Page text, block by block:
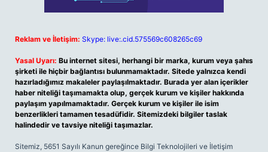
Reklam ve İletişim: Skype: live:.cid.575569c608265c69
Yasal Uyarı: Bu internet sitesi, herhangi bir marka, kurum veya şahıs
şirketi ile hiçbir bağlantısı bulunmamaktadır. Sitede yalnızca kendi
hazırladığımız makaleler paylaşılmaktadır. Burada yer alan içerikler
haber niteliği taşımamakta olup, gerçek kurum ve kişiler hakkında
paylaşım yapılmamaktadır. Gerçek kurum ve kişiler ile isim
benzerlikleri tamamen tesadüfidir. Sitemizdeki bilgiler taslak
halindedir ve tavsiye niteliği taşımazlar.
Sitemiz, 5651 Sayılı Kanun gereğince Bilgi Teknolojileri ve İletişim